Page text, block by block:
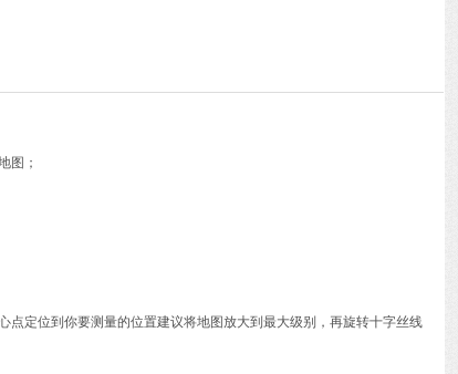
图；
点定位到你要测量的位置建议将地图放大到最大级别，再旋转十字丝线